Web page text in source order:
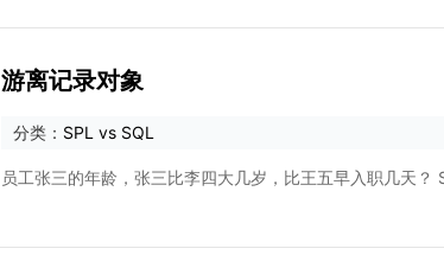
游离记录对象
分类： SPL vs SQL
员工张三的年龄，张三比李四大几岁，比王五早入职几天